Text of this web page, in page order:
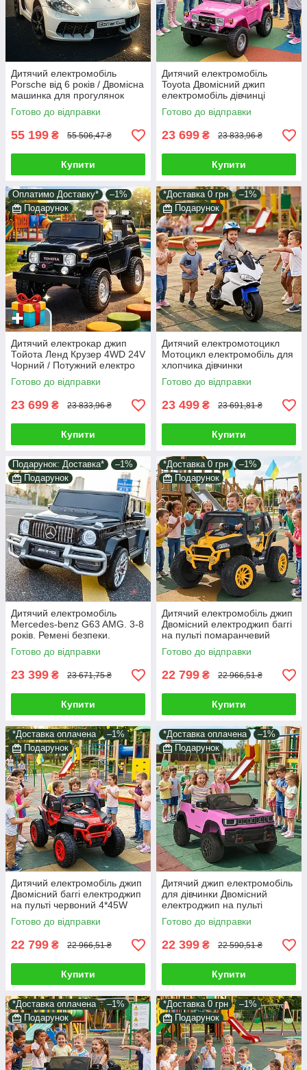
Дитячий електромобіль
Porsche від 6 років / Двомісна
машинка для прогулянок
Потужний мотор 180W Світло
музика Білий
Готово до відправки
55 199 ₴ 55 506,47 ₴
Купити
Дитячий електромобіль
Toyota Двомісний джип
електромобіль дівчинці
рожевий світло звук у наборі
пульт і подарунок
Готово до відправки
23 699 ₴ 23 833,96 ₴
Купити
Оплатимо Доставку*
–1%
Подарунок
Дитячий електрокар джип
Тойота Ленд Крузер 4WD 24V
Чорний / Потужний електро
позашляховик з пультом
хлопчику + доставка за акції
Готово до відправки
23 699 ₴ 23 833,96 ₴
Купити
*Доставка 0 грн
–1%
Подарунок
Дитячий електромотоцикл
Мотоцикл електромобіль для
хлопчика дівчинки
електробайк світло звук у
комплекті подарунок
Готово до відправки
23 499 ₴ 23 691,81 ₴
Купити
Подарунок: Доставка*
–1%
Подарунок
Дитячий електромобіль
Mercedes-benz G63 AMG. 3-8
років. Ремені безпеки.
Автопокраска. Чорний. M
4259EBLRS-2
Готово до відправки
23 399 ₴ 23 671,75 ₴
Купити
*Доставка 0 грн
–1%
Подарунок
Дитячий електромобіль джип
Двомісний електроджип баггі
на пульті помаранчевий
4*45W світло звук у наборі
подарунок
Готово до відправки
22 799 ₴ 22 966,51 ₴
Купити
*Доставка оплачена
–1%
Подарунок
Дитячий електромобіль джип
Двомісний баггі електроджип
на пульті червоний 4*45W
світло звук в комплекті
подарунок
Готово до відправки
22 799 ₴ 22 966,51 ₴
Купити
*Доставка оплачена
–1%
Подарунок
Дитячий джип електромобіль
для дівчинки Двомісний
електроджип на пульті
рожевий світло звук у наборі
подарунок
Готово до відправки
22 399 ₴ 22 590,51 ₴
Купити
*Доставка оплачена
–1%
Подарунок
*Доставка 0 грн
–1%
Подарунок